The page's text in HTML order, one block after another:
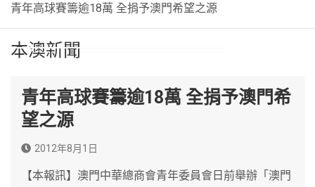
青年高球賽籌逾18萬 全捐予澳門希望之源
本澳新聞
青年高球賽籌逾18萬 全捐予澳門希
望之源
2012年8月1日
【本報訊】澳門中華總商會青年委員會日前舉辦「澳門